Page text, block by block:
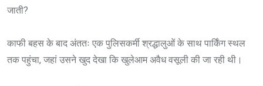
जाती?
काफी बहस के बाद अंततः एक पुलिसकर्मी श्रद्धालुओं के साथ पार्किंग स्थल
तक पहुंचा, जहां उसने खुद देखा कि खुलेआम अवैध वसूली की जा रही थी।